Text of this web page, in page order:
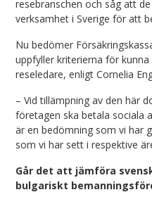
resebranschen och såg att
verksamhet i Sverige för att
Nu bedömer
uppfyller kriterierna för
reseledare, enligt Cornelia
– Vid tillämpning av den här
företagen ska betala sociala
är en bedömning som vi har
som vi har sett i respektive
Går det att jämföra
bulgariskt